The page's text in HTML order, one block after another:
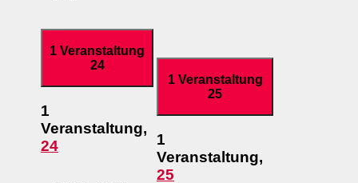
1 Veranstaltung
24
1
Veranstaltung,
24
1 Veranstaltung
25
1
Veranstaltung,
25